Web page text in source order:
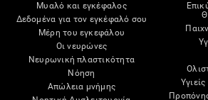
Μυαλό και εγκέφαλος
Δεδομένα για τον εγκέφαλό σου
Μέρη του εγκεφάλου
Οι νευρώνες
Νευρωνική πλαστικότητα
Νόηση
Απώλεια μνήμης